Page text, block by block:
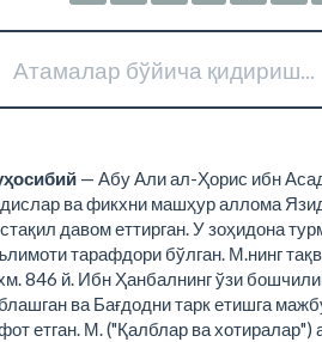
— Абу Али ал-Ҳорис ибн
ва фикхни машҳур аллома
давом еттирган. У зоҳидона
тарафдори бўлган. М.нинг
846 й. Ибн Ҳанбалнинг ўзи
ва Бағдодни тарк етишга
етган. М. ("Қалблар ва